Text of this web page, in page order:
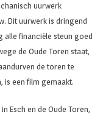
uurwerk
Dit uurwerk is dringend
alle financiële steun goed
de Oude Toren staat,
de toren te
is een film gemaakt.
Esch en de Oude Toren,